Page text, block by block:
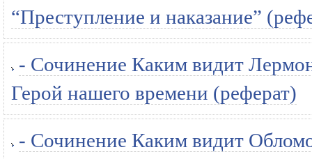
“Преступление и наказание”
- Сочинение Каким видит
Герой нашего времени (реферат)
- Сочинение Каким видит